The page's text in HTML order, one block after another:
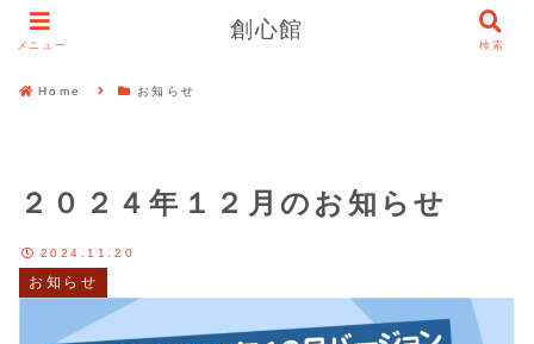
Home お知らせ
２０２４年１２月のお知らせ
お知らせ
2024.11.20
メニュー
創心館
検索